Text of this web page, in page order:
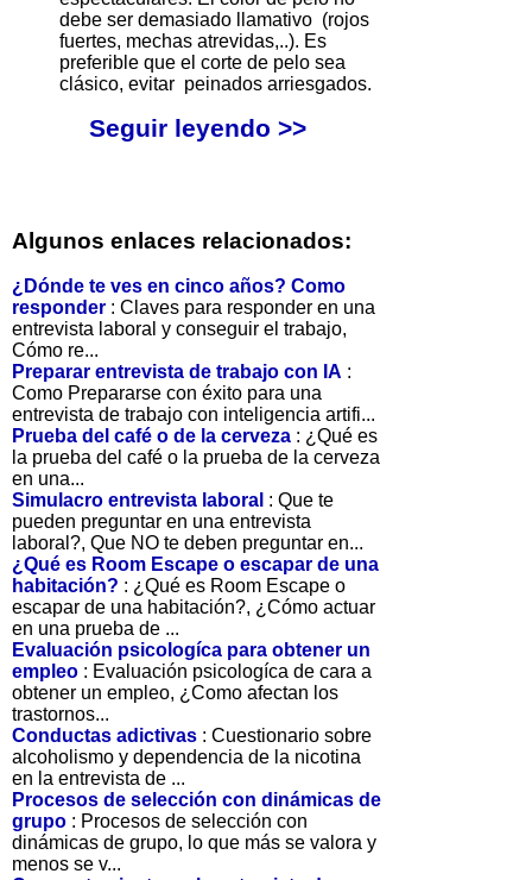
debe ser demasiado llamativo (rojos
fuertes, mechas atrevidas,..). Es
preferible que el corte de pelo sea
clásico, evitar peinados arriesgados.
Seguir leyendo >>
Algunos enlaces relacionados:
¿Dónde te ves en cinco años? Como
responder : Claves para responder en una
entrevista laboral y conseguir el trabajo,
Cómo re...
Preparar entrevista de trabajo con IA :
Como Prepararse con éxito para una
entrevista de trabajo con inteligencia artifi...
Prueba del café o de la cerveza : ¿Qué es
la prueba del café o la prueba de la cerveza
en una...
Simulacro entrevista laboral : Que te
pueden preguntar en una entrevista
laboral?, Que NO te deben preguntar en...
¿Qué es Room Escape o escapar de una
habitación? : ¿Qué es Room Escape o
escapar de una habitación?, ¿Cómo actuar
en una prueba de ...
Evaluación psicologíca para obtener un
empleo : Evaluación psicologíca de cara a
obtener un empleo, ¿Como afectan los
trastornos...
Conductas adictivas : Cuestionario sobre
alcoholismo y dependencia de la nicotina
en la entrevista de ...
Procesos de selección con dinámicas de
grupo : Procesos de selección con
dinámicas de grupo, lo que más se valora y
menos se v...